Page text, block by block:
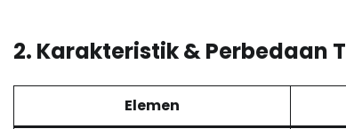
2. Karakteristik & Perbedaan
Elemen